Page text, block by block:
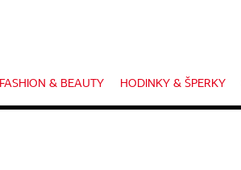
FASHION & BEAUTY HODINKY & ŠPERKY